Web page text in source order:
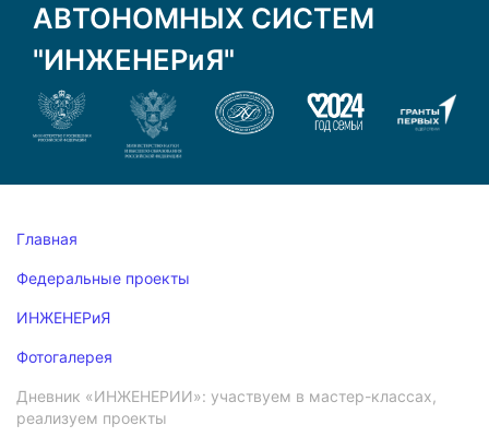
АВТОНОМНЫХ СИСТЕМ
"ИНЖЕНЕРиЯ"
Главная
Федеральные проекты
ИНЖЕНЕРиЯ
Фотогалерея
Дневник «ИНЖЕНЕРИИ»: участвуем в мастер-классах,
реализуем проекты